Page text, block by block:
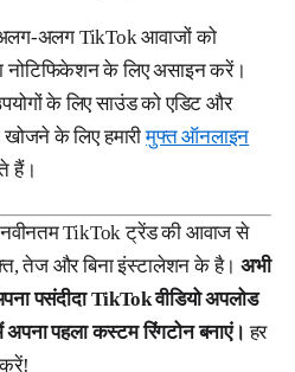
अलग TikTok आवाजों को
नोटिफिकेशन के लिए असाइन करें।
के लिए साउंड को एडिट और
के लिए हमारीमुफ्त ऑनलाइन
हैं।
TikTok ट्रेंड की आवाज से
तेज और बिना इंस्टालेशन के है।अभी
पसंदीदा TikTok वीडियो अपलोड
पहला कस्टम रिंगटोन बनाएं। हर